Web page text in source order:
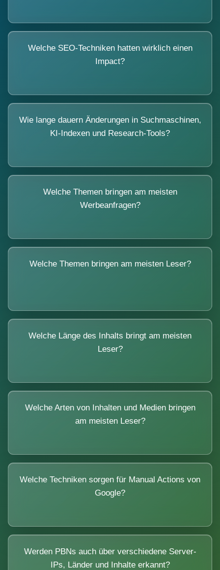
Welche SEO-Techniken hatten wirklich einen
Impact?
Wie lange dauern Änderungen in Suchmaschinen,
KI-Indexen und Research-Tools?
Welche Themen bringen am meisten
Werbeanfragen?
Welche Themen bringen am meisten Leser?
Welche Länge des Inhalts bringt am meisten
Leser?
Welche Arten von Inhalten und Medien bringen
am meisten Leser?
Welche Techniken sorgen für Manual Actions von
Google?
Werden PBNs auch über verschiedene Server-
IPs, Länder und Inhalte erkannt?